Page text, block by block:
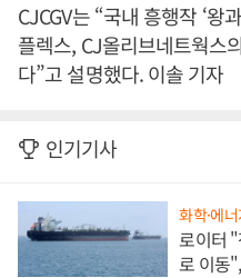
CJCGV는 “국내 흥행작 ‘왕
플렉스, CJ올리브네트웍스
다”고 설명했다. 이솔 기자
인기기사
화학·에너
로이터
로 이동